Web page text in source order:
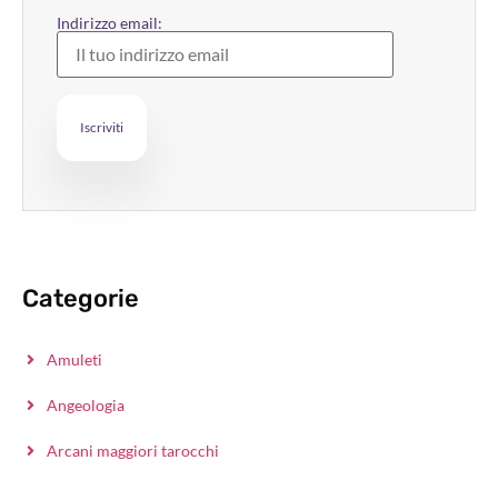
Indirizzo email:
Categorie
Amuleti
Angeologia
Arcani maggiori tarocchi